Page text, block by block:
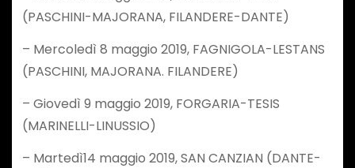
(PASCHINI-MAJORANA, FILANDERE-DANTE)
– Mercoledì 8 maggio 2019, FAGNIGOLA-LESTANS
(PASCHINI, MAJORANA. FILANDERE)
– Giovedì 9 maggio 2019, FORGARIA-TESIS
(MARINELLI-LINUSSIO)
– Martedì14 maggio 2019, SAN CANZIAN (DANTE-